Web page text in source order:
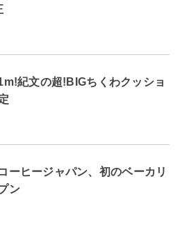
紀文の超!BIGちくわクッショ
ーヒージャパン、初のベーカリ
ン